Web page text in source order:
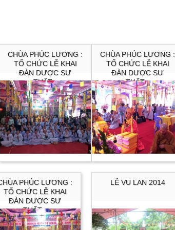
CHÙA PHÚC LƯƠNG :
TỔ CHỨC LỄ KHAI
ĐÀN DƯỢC SƯ
THẤT...
CHÙA PHÚC LƯƠNG :
TỔ CHỨC LỄ KHAI
ĐÀN DƯỢC SƯ
THẤT...
PHÚC LƯƠNG :
TỔ CHỨC LỄ KHAI
ĐÀN DƯỢC SƯ
THẤT...
LỄ VU LAN 2014